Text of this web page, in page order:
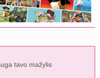
tavo mažylis